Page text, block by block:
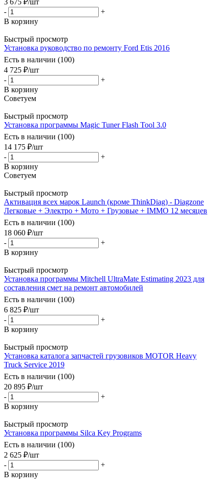
-
+
В корзину
Быстрый просмотр
Установка руководство по ремонту Ford Etis 2016
Есть в наличии (100)
4 725 ₽/шт
-
+
В корзину
Советуем
Быстрый просмотр
Установка программы Magic Tuner Flash Tool 3.0
Есть в наличии (100)
14 175 ₽/шт
-
+
В корзину
Советуем
Быстрый просмотр
Активация всех марок Launch (кроме ThinkDiag) - Diagzone
Легковые + Электро + Мото + Грузовые + IMMO 12 месяцев
Есть в наличии (100)
18 060 ₽/шт
-
+
В корзину
Быстрый просмотр
Установка программы Mitchell UltraMate Estimating 2023 для
составления смет на ремонт автомобилей
Есть в наличии (100)
6 825 ₽/шт
-
+
В корзину
Быстрый просмотр
Установка каталога запчастей грузовиков MOTOR Heavy
Truck Service 2019
Есть в наличии (100)
20 895 ₽/шт
-
+
В корзину
Быстрый просмотр
Установка программы Silca Key Programs
Есть в наличии (100)
2 625 ₽/шт
-
+
В корзину